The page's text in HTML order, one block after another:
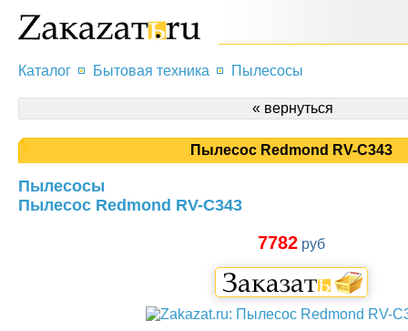
Каталог Бытовая техника Пылесосы
« вернуться
Пылесос Redmond RV-C343
Пылесосы
Пылесос Redmond RV-C343
7782 руб